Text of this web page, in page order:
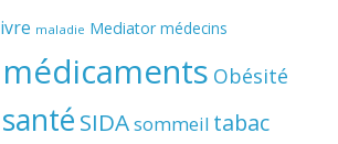
maladie Mediator médecins
médicaments Obésité
santé SIDAsommeil tabac